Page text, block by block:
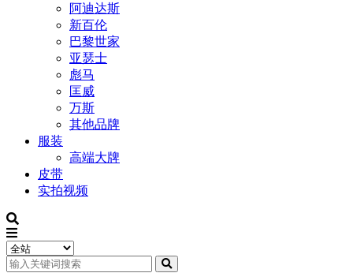
阿迪达斯
新百伦
巴黎世家
亚瑟士
彪马
匡威
万斯
其他品牌
服装
高端大牌
皮带
实拍视频